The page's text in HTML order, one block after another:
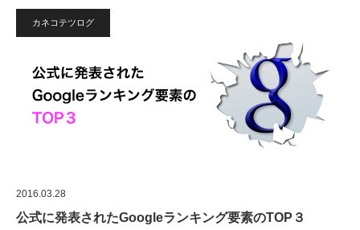
カネコテツログ
2016.03.28
公式に発表されたGoogleランキング要素のTOP３